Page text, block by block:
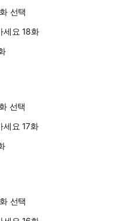
선택
선택
선택